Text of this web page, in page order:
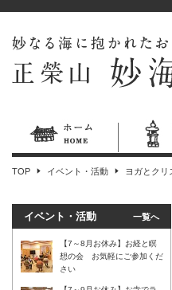
TOP イベント・活動 ヨガとクリ
イベント・活動 一覧へ
【7～8月お休み】お経と瞑
想の会 お気軽にご参加くだ
さい